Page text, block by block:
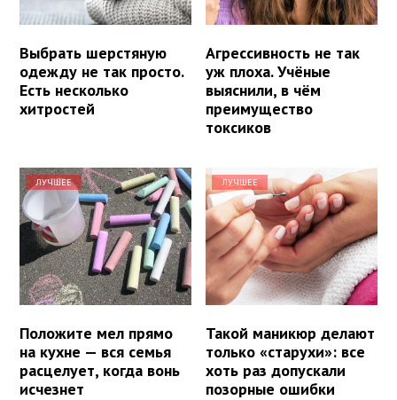
Выбрать шерстяную
одежду не так просто.
Есть несколько
хитростей
Агрессивность не так
уж плоха. Учёные
выяснили, в чём
преимущество
токсиков
ЛУЧШЕЕ
Положите мел прямо
на кухне — вся семья
расцелует, когда вонь
исчезнет
ЛУЧШЕЕ
Такой маникюр делают
только «старухи»: все
хоть раз допускали
позорные ошибки